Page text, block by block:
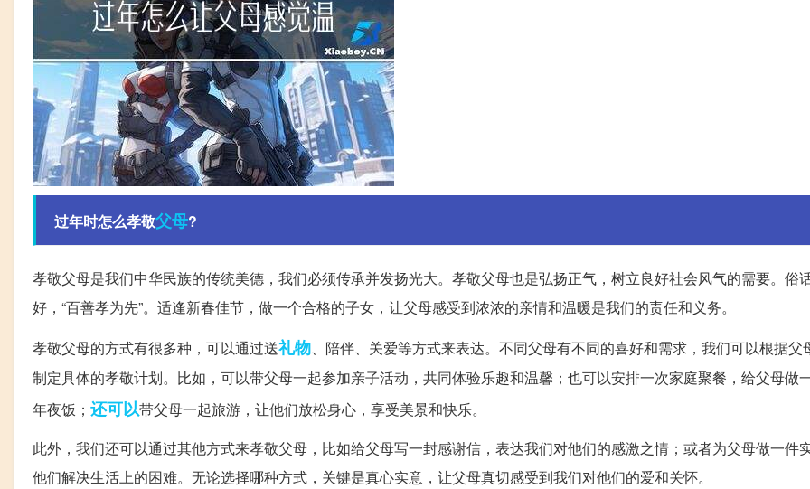
过年时怎么孝敬父母?
孝敬父母是我们中华民族的传统美德，我们必须传承并发扬光大。孝敬父母也是弘扬正气，树立良好社会风气的需要。俗
好，“百善孝为先”。适逢新春佳节，做一个合格的子女，让父母感受到浓浓的亲情和温暖是我们的责任和义务。
孝敬父母的方式有很多种，可以通过送礼物、陪伴、关爱等方式来表达。不同父母有不同的喜好和需求，我们可以根据父
制定具体的孝敬计划。比如，可以带父母一起参加亲子活动，共同体验乐趣和温馨；也可以安排一次家庭聚餐，给父母做
年夜饭； 还可以带父母一起旅游，让他们放松身心，享受美景和快乐。
此外，我们还可以通过其他方式来孝敬父母，比如给父母写一封感谢信，表达我们对他们的感激之情；或者为父母做一件
他们解决生活上的困难。无论选择哪种方式，关键是真心实意，让父母真切感受到我们对他们的爱和关怀。